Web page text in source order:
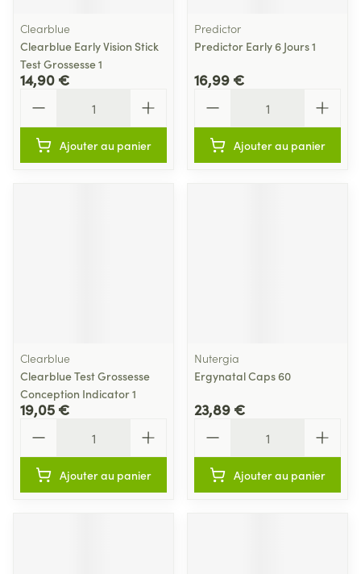
Clearblue
Clearblue Early Vision Stick
Test Grossesse 1
14,90 €
Ajouter au panier
Predictor
Predictor Early 6 Jours 1
16,99 €
Ajouter au panier
Clearblue
Clearblue Test Grossesse
Conception Indicator 1
19,05 €
Ajouter au panier
Nutergia
Ergynatal Caps 60
23,89 €
Ajouter au panier